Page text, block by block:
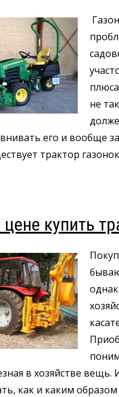
не
его и вообще
трактор
купить
в хозяйстве
как и каким